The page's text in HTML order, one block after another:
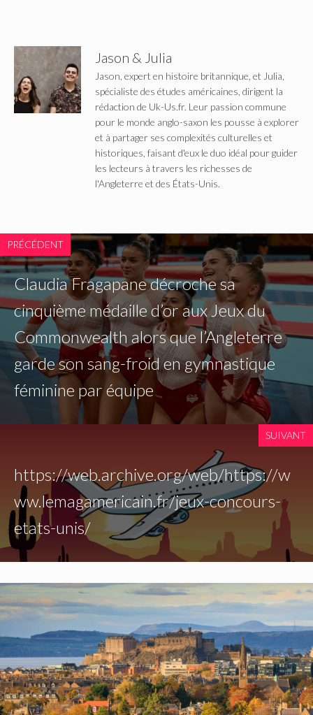
Jason & Julia
Jason, expert en histoire britannique, et Julia,
spécialiste des études américaines, dirigent la
rédaction de Uk-Us.fr. Leur passion commune
pour le monde anglo-saxon les pousse à explorer
et à partager ses complexités culturelles et
historiques, faisant d'eux le duo idéal pour guider
les lecteurs à travers les richesses de
l'Angleterre et des États-Unis.
PRÉCÉDENT
Claudia Fragapane décroche sa
cinquième médaille d’or aux Jeux du
Commonwealth alors que l’Angleterre
garde son sang-froid en gymnastique
féminine par équipe
SUIVANT
https://web.archive.org/web/https://w
ww.lemagamericain.fr/jeux-concours-
etats-unis/